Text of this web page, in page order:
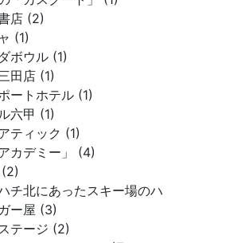
店 (2)
(1)
ボウル (1)
田店 (1)
ートホテル (1)
六甲 (1)
ティック (1)
カデミー」 (4)
チ北にあったスキー場のハ
ー屋 (3)
テージ (2)